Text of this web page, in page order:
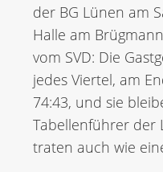
der BG Lünen am
Halle am
vom SVD: Die
jedes Viertel, am
74:43, und sie
Tabellenführer der
traten auch wie